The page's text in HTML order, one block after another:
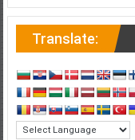
Translate: